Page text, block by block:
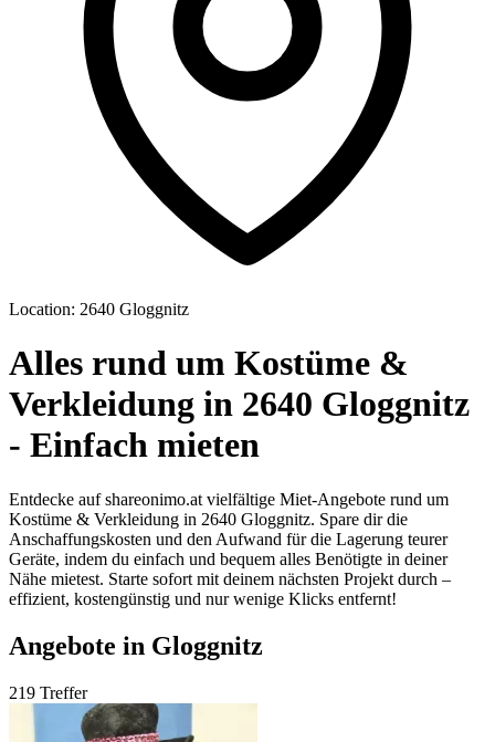
Location: 2640 Gloggnitz
Alles rund um Kostüme &
Verkleidung in 2640 Gloggnitz
- Einfach mieten
Entdecke auf shareonimo.at vielfältige Miet-Angebote rund um
Kostüme & Verkleidung in 2640 Gloggnitz. Spare dir die
Anschaffungskosten und den Aufwand für die Lagerung teurer
Geräte, indem du einfach und bequem alles Benötigte in deiner
Nähe mietest. Starte sofort mit deinem nächsten Projekt durch –
effizient, kostengünstig und nur wenige Klicks entfernt!
Angebote in Gloggnitz
219 Treffer